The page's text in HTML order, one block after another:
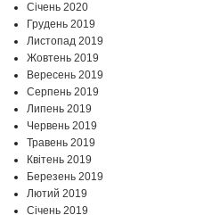
Січень 2020
Грудень 2019
Листопад 2019
Жовтень 2019
Вересень 2019
Серпень 2019
Липень 2019
Червень 2019
Травень 2019
Квітень 2019
Березень 2019
Лютий 2019
Січень 2019